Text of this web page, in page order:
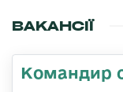
ВАКАНСІЇ
Командир